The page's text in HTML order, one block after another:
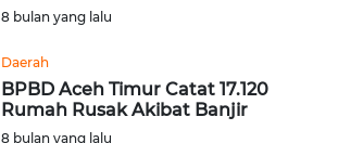
8 bulan yang lalu
Daerah
BPBD Aceh Timur Catat 17.120
Rumah Rusak Akibat Banjir
8 bulan yang lalu